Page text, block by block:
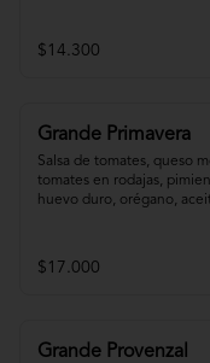
$14.300
Grande Primavera
Salsa de tomates, queso
tomates en rodajas,
huevo duro, orégano,
$17.000
Grande Provenzal